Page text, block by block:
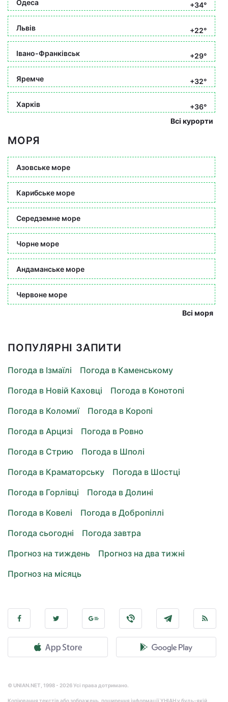
Одеса +34°
Львів +22°
Івано-Франківськ +29°
Яремче +32°
Харків
+36°
Всі курорти
МОРЯ
Азовське море
Карибське море
Середземне море
Чорне море
Андаманське море
Червоне море
Всі моря
ПОПУЛЯРНІ ЗАПИТИ
Погода в Ізмаїлі
Погода в Каменському
Погода в Новій Каховці
Погода в Конотопі
Погода в Коломиї
Погода в Коропі
Погода в Арцизі
Погода в Ровно
Погода в Стрию
Погода в Шполі
Погода в Краматорську
Погода в Шостці
Погода в Горлівці
Погода в Долині
Погода в Ковелі
Погода в Добропіллі
Погода сьогодні
Погода завтра
Прогноз на тиждень
Прогноз на два тижні
Прогноз на місяць
© UNIAN.NET, 1998 - 2026 Усі права дотримано.
Копіювання текстів або зображень, поширення інформації УНІАН у будь-якій